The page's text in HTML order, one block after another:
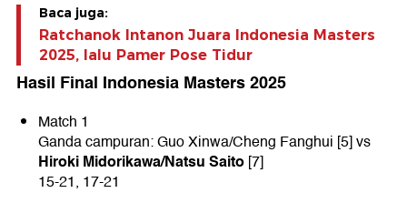
Baca juga:
Ratchanok Intanon Juara Indonesia Masters
2025, lalu Pamer Pose Tidur
Hasil Final Indonesia Masters 2025
Match 1
Ganda campuran: Guo Xinwa/Cheng Fanghui [5] vs
Hiroki Midorikawa/Natsu Saito[7]
15-21, 17-21